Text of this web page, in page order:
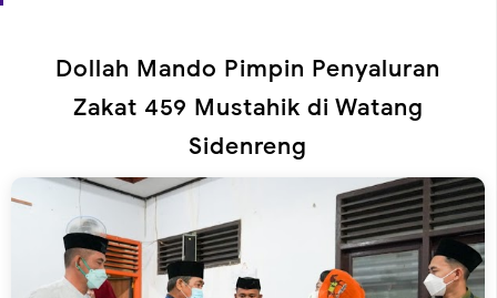
Dollah Mando Pimpin Penyaluran
Zakat 459 Mustahik di Watang
Sidenreng